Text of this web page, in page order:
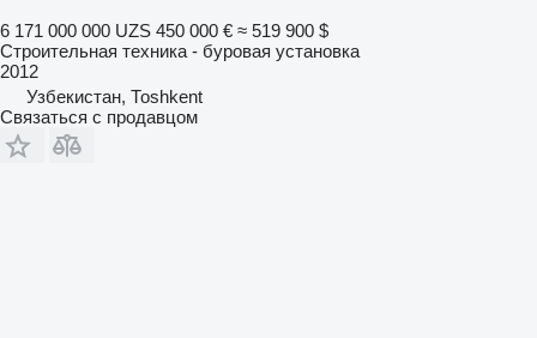
6 171 000 000 UZS 450 000 € ≈ 519 900 $
Строительная техника - буровая установка
2012
Узбекистан, Тоshkent
Связаться с продавцом